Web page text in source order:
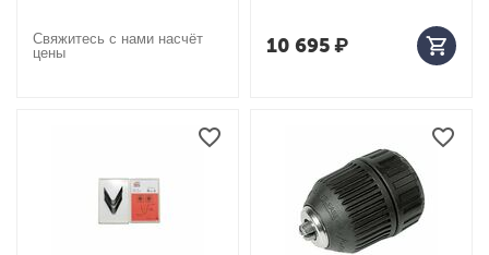
Свяжитесь с нами насчёт
цены
10 695₽